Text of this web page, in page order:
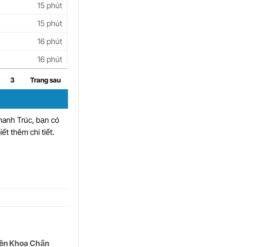
15 phút
15 phút
16 phút
16 phút
3 Trang sau
Trúc, bạn có
thêm chi tiết.
Khoa Chấn